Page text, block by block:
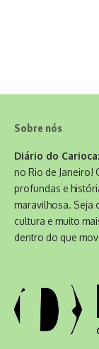
Sobre nós
Diário do Carioca
no Rio de Janeiro!
profundas e
maravilhosa. Seja
cultura e muito
dentro do que